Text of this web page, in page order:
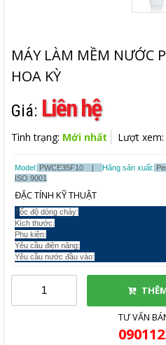
MÁY LÀM MỀM NƯỚC
HOA KỲ
Giá: Liên hệ
Tình trạng: Mới nhất Lượt xem:
Model: PWCE35F10 | Hãng sản xuất:
ISO 9001
ĐẶC TÍNH KỸ THUẬT
Tốc độ dòng chảy:
Kích thước:
Phụ kiện:
Yêu cầu điện năng:
Yêu cầu nước đầu vào:
TƯ VẤN